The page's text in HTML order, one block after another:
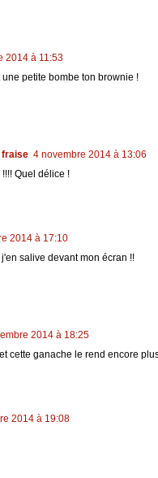
2014 à 11:53
une petite bombe ton brownie !
fraise 4 novembre 2014 à 13:06
Quel délice !
2014 à 17:10
salive devant mon écran !!
2014 à 18:25
cette ganache le rend encore
2014 à 19:08